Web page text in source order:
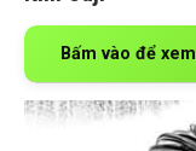
Bấm vào để xem